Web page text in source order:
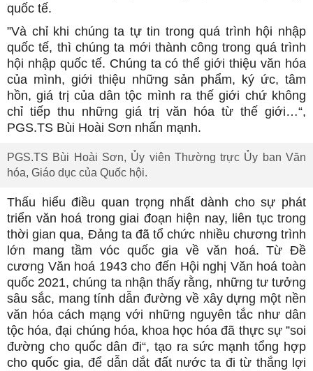
quốc tế.
”Và chỉ khi chúng ta tự tin trong quá trình hội nhập
quốc tế, thì chúng ta mới thành công trong quá trình
hội nhập quốc tế. Chúng ta có thể giới thiệu văn hóa
của mình, giới thiệu những sản phẩm, ký ức, tâm
hồn, giá trị của dân tộc mình ra thế giới chứ không
chỉ tiếp thu những giá trị văn hóa từ thế giới…“,
PGS.TS Bùi Hoài Sơn nhấn mạnh.
PGS.TS Bùi Hoài Sơn, Ủy viên Thường trực Ủy ban Văn
hóa, Giáo dục của Quốc hội.
Thấu hiểu điều quan trọng nhất dành cho sự phát
triển văn hoá trong giai đoạn hiện nay, liên tục trong
thời gian qua, Đảng ta đã tổ chức nhiều chương trình
lớn mang tầm vóc quốc gia về văn hoá. Từ Đề
cương Văn hoá 1943 cho đến Hội nghị Văn hoá toàn
quốc 2021, chúng ta nhận thấy rằng, những tư tưởng
sâu sắc, mang tính dẫn đường về xây dựng một nền
văn hóa cách mạng với những nguyên tắc như dân
tộc hóa, đại chúng hóa, khoa học hóa đã thực sự ”soi
đường cho quốc dân đi“, tạo ra sức mạnh tổng hợp
cho quốc gia, để dẫn dắt đất nước ta đi từ thắng lợi